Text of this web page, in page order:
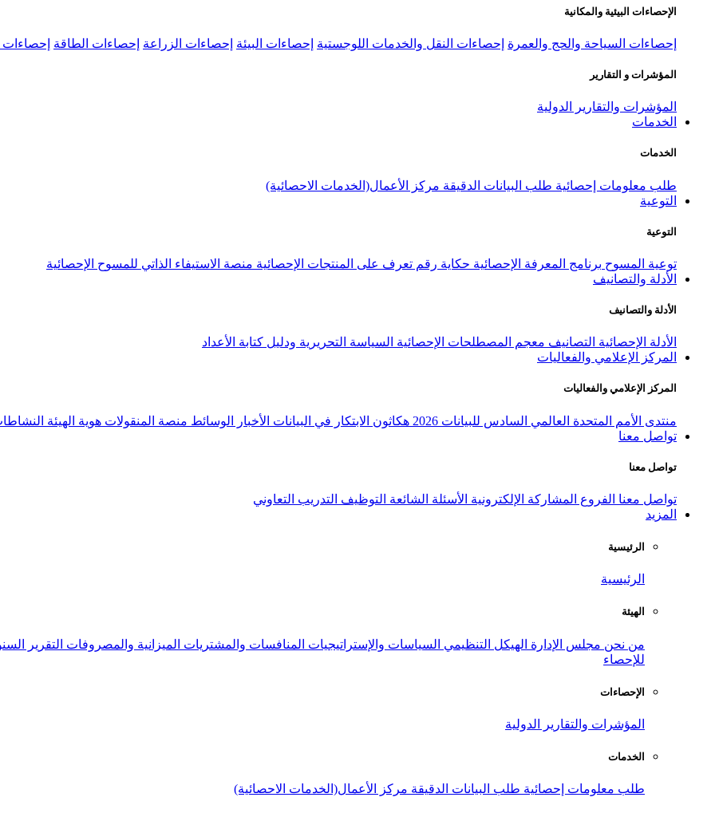
الإحصاءات البيئية والمكانية
إحصاءات السياحة والحج والعمرة إحصاءات النقل والخدمات اللوجستية إحصاءات البيئة إحصاءات الزراعة إحصاءات الطاقة إحصاءات
المؤشرات و التقارير
المؤشرات والتقارير الدولية
الخدمات
الخدمات
طلب معلومات إحصائية طلب البيانات الدقيقة مركز الأعمال(الخدمات الاحصائية)
التوعية
التوعية
توعية المسوح برنامج المعرفة الإحصائية حكاية رقم تعرف على المنتجات الإحصائية منصة الاستيفاء الذاتي للمسوح الإحصائية
الأدلة والتصانيف
الأدلة والتصانيف
الأدلة الإحصائية التصانيف معجم المصطلحات الإحصائية السياسة التحريرية ودليل كتابة الأعداد
المركز الإعلامي والفعاليات
المركز الإعلامي والفعاليات
منتدى الأمم المتحدة العالمي السادس للبيانات 2026 هكاثون الابتكار في البيانات الأخبار الوسائط منصة المنقولات هوية الهيئة
تواصل معنا
تواصل معنا
تواصل معنا الفروع المشاركة الإلكترونية الأسئلة الشائعة التوظيف التدريب التعاوني
المزيد
الرئيسية
الرئيسية
الهيئة
من نحن مجلس الإدارة الهيكل التنظيمي السياسات والإستراتيجيات المنافسات والمشتريات الميزانية والمصروفات التقرير
للإحصاء
الإحصاءات
المؤشرات والتقارير الدولية
الخدمات
طلب معلومات إحصائية طلب البيانات الدقيقة مركز الأعمال(الخدمات الاحصائية)